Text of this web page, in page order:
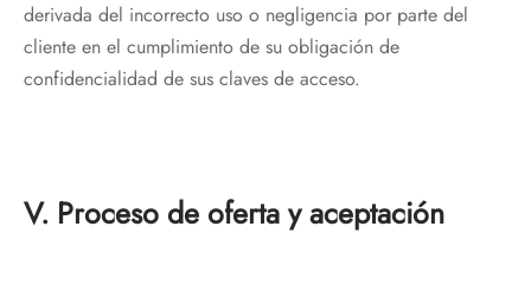
derivada del incorrecto uso o negligencia por parte del
cliente en el cumplimiento de su obligación de
confidencialidad de sus claves de acceso.
V. Proceso de oferta y aceptación